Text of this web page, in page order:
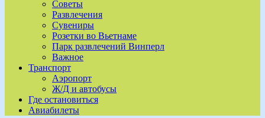
Советы
Развлечения
Сувениры
Розетки во Вьетнаме
Парк развлечений Винперл
Важное
Транспорт
Аэропорт
Ж/Д и автобусы
Где остановиться
Авиабилеты